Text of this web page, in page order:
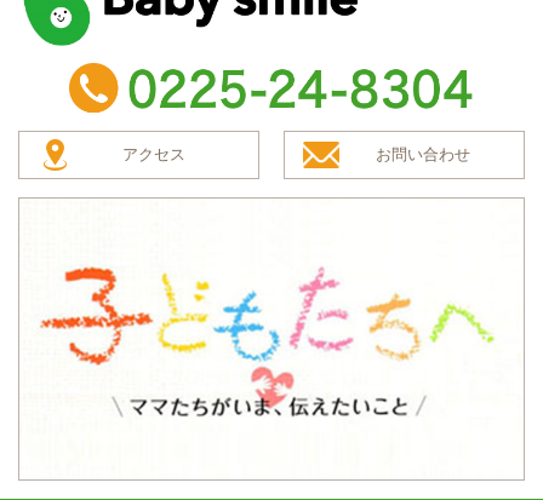
baby smile
TEL：0225-24-8304
アクセス お問い合わせ